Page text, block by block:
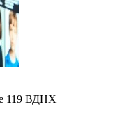
119 ВДНХ